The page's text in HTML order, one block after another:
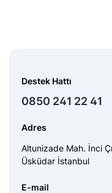
Destek Hattı
0850 241 22 41
Adres
Altunizade Mah. İnci
Üsküdar İstanbul
E-mail